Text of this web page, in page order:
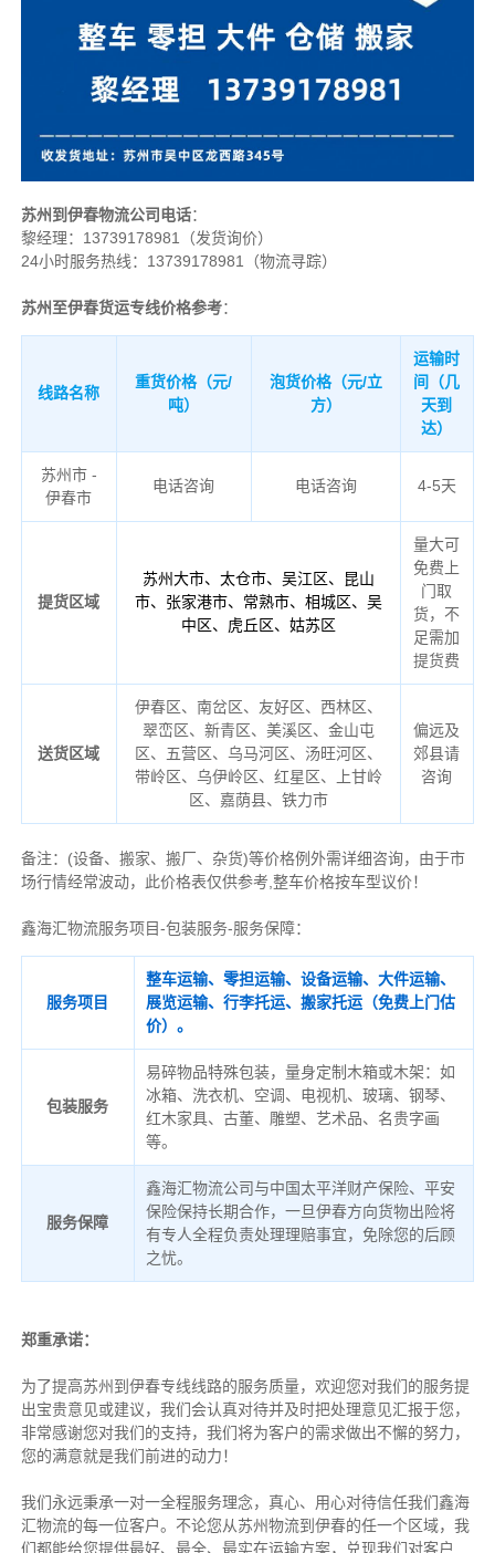
苏州到伊春物流公司电话：
黎经理： 13739178981（发货询价）
24小时服务热线：13739178981（物流寻踪）
苏州至伊春货运专线价格参考：
线路名称
重货价格（元/
吨）
泡货价格（元/立
方）
运输时
间（几
天到
达）
苏州市 -
伊春市
电话咨询 电话咨询 4-5天
提货区域
苏州大市、太仓市、吴江区、昆山
市、张家港市、常熟市、相城区、吴
中区、虎丘区、姑苏区
量大可
免费上
门取
货，不
足需加
提货费
送货区域
伊春区、南岔区、友好区、西林区、
翠峦区、新青区、美溪区、金山屯
区、五营区、乌马河区、汤旺河区、
带岭区、乌伊岭区、红星区、上甘岭
区、嘉荫县、铁力市
偏远及
郊县请
咨询
备注： (设备、搬家、搬厂、杂货)等价格例外需详细咨询，由于市
场行情经常波动，此价格表仅供参考,整车价格按车型议价！
鑫海汇物流服务项目-包装服务-服务保障：
服务项目
整车运输、零担运输、设备运输、大件运输、
展览运输、行李托运、搬家托运（免费上门估
价）。
包装服务
易碎物品特殊包装，量身定制木箱或木架：如
冰箱、洗衣机、空调、电视机、玻璃、钢琴、
红木家具、古董、雕塑、艺术品、名贵字画
等。
服务保障
鑫海汇物流公司与中国太平洋财产保险、平安
保险保持长期合作，一旦伊春方向货物出险将
有专人全程负责处理理赔事宜，免除您的后顾
之忧。
郑重承诺：
为了提高苏州到伊春专线线路的服务质量，欢迎您对我们的服务提
出宝贵意见或建议，我们会认真对待并及时把处理意见汇报于您，
非常感谢您对我们的支持，我们将为客户的需求做出不懈的努力，
您的满意就是我们前进的动力！
我们永远秉承一对一全程服务理念，真心、用心对待信任我们鑫海
汇物流的每一位客户。不论您从苏州物流到伊春的任一个区域，我
们都能给您提供最好、最全、最实在运输方案，兑现我们对客户